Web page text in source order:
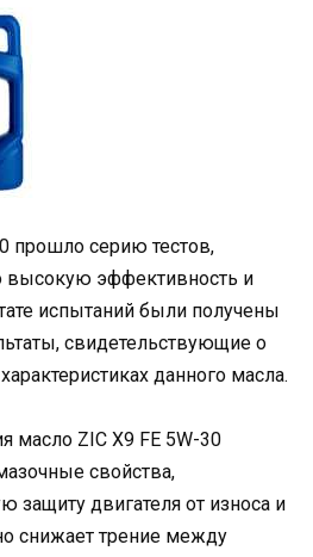
прошло серию тестов,
высокую эффективность и
испытаний были получены
свидетельствующие о
данного масла.
масло ZIC X9 FE 5W-30
свойства,
защиту двигателя от износа и
снижает трение между